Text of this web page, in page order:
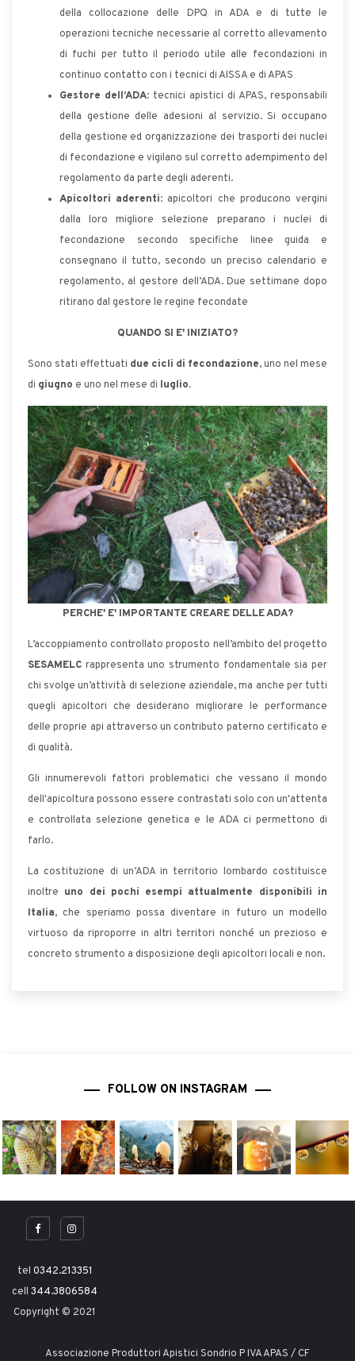
della collocazione delle DPQ in ADA e di tutte le
operazioni tecniche necessarie al corretto allevamento
di fuchi per tutto il periodo utile alle fecondazioni in
continuo contatto con i tecnici di AISSA e di APAS
Gestore dell’ADA: tecnici apistici di APAS, responsabili
della gestione delle adesioni al servizio. Si occupano
della gestione ed organizzazione dei trasporti dei nuclei
di fecondazione e vigilano sul corretto adempimento del
regolamento da parte degli aderenti.
Apicoltori aderenti: apicoltori che producono vergini
dalla loro migliore selezione preparano i nuclei di
fecondazione secondo specifiche linee guida e
consegnano il tutto, secondo un preciso calendario e
regolamento, al gestore dell’ADA. Due settimane dopo
ritirano dal gestore le regine fecondate
QUANDO SI E' INIZIATO?
Sono stati effettuati due cicli di fecondazione, uno nel mese
di giugno e uno nel mese di luglio.
PERCHE' E' IMPORTANTE CREARE DELLE ADA?
L’accoppiamento controllato proposto nell’ambito del progetto
SESAMELC rappresenta uno strumento fondamentale sia per
chi svolge un’attività di selezione aziendale, ma anche per tutti
quegli apicoltori che desiderano migliorare le performance
delle proprie api attraverso un contributo paterno certificato e
di qualità.
Gli innumerevoli fattori problematici che vessano il mondo
dell'apicoltura possono essere contrastati solo con un'attenta
e controllata selezione genetica e le ADA ci permettono di
farlo.
La costituzione di un’ADA in territorio lombardo costituisce
inoltre uno dei pochi esempi attualmente disponibili in
Italia, che speriamo possa diventare in futuro un modello
virtuoso da riproporre in altri territori nonché un prezioso e
concreto strumento a disposizione degli apicoltori locali e non.
FOLLOW ON INSTAGRAM
tel 0342.213351
cell 344.3806584
Copyright © 2021
Associazione Produttori Apistici Sondrio P IVA APAS / CF